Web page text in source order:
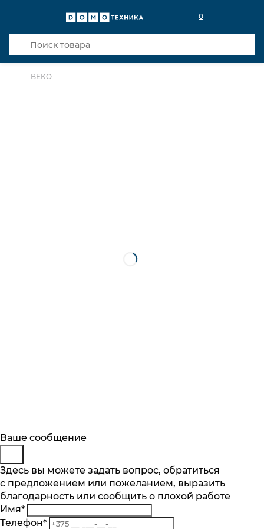
0
BEKO
Описание
Отзывы
Основные характеристики
Тип варочной поверхности
газовая
Материал поверхности
Будьте в курсе
Подпишитесь на последние обновления
и узнавайте о новинках и специальных
предложениях первыми
Подписаться
Заказ обратного звонка
Представьтесь
Телефон*
Комментарий
Ваше сообщение
Здесь вы можете задать вопрос, обратиться
с предложением или пожеланием, выразить
благодарность или сообщить о плохой работе
Имя*
Телефон*